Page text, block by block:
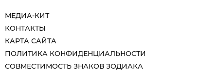
МЕДИА-КИТ
КОНТАКТЫ
КАРТА САЙТА
ПОЛИТИКА КОНФИДЕНЦИАЛЬНОСТИ
СОВМЕСТИМОСТЬ ЗНАКОВ ЗОДИАКА